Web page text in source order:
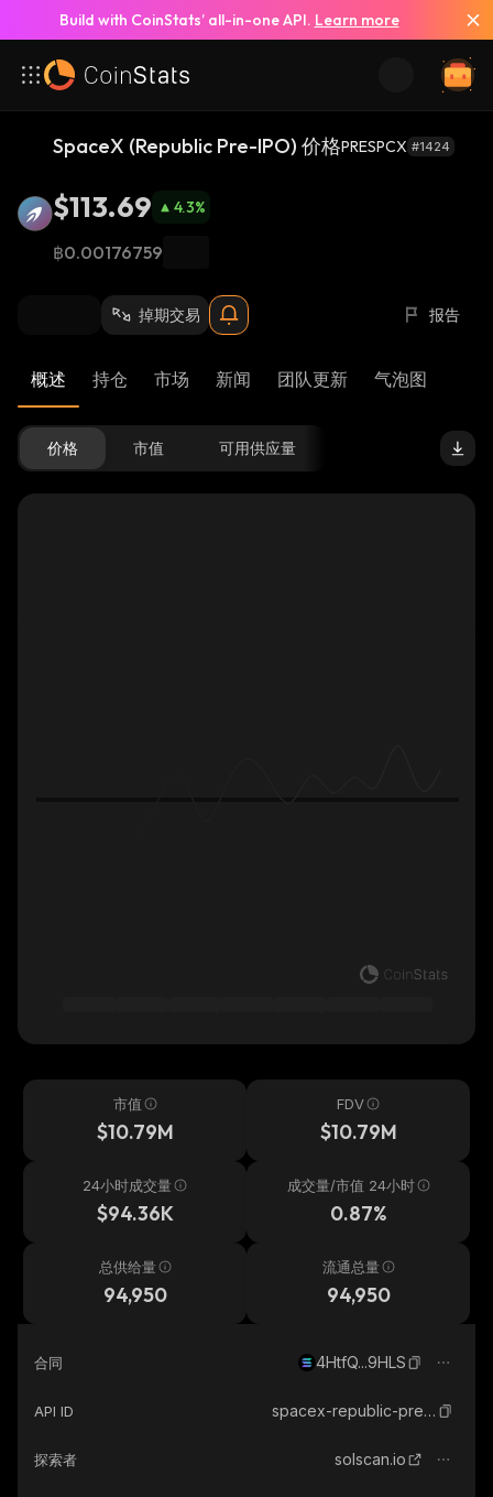
Build with CoinStats’ all-in-one API. Learn more
SpaceX (Republic Pre-IPO) 价格PRESPCX #1424
$113.69 4.3%
฿0.00176759
掉期交易 报告
概述 持仓 市场 新闻 团队更新 气泡图
价格 市值 可用供应量
市值
$10.79M
FDV
$10.79M
24小时成交量
$94.36K
成交量/市值 24小时
0.87%
总供给量
94,950
流通总量
94,950
合同 4HtfQ...9HLS
API ID spacex-republic-pre-ipo
探索者 solscan.io